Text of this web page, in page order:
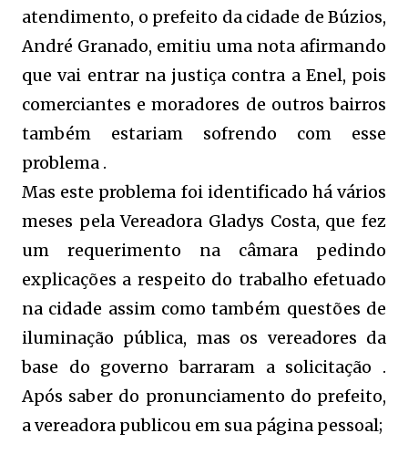
atendimento, o prefeito da cidade de Búzios,
André Granado, emitiu uma nota afirmando
que vai entrar na justiça contra a Enel, pois
comerciantes e moradores de outros bairros
também estariam sofrendo com esse
problema .
Mas este problema foi identificado há vários
meses pela Vereadora Gladys Costa, que fez
um requerimento na câmara pedindo
explicações a respeito do trabalho efetuado
na cidade assim como também questões de
iluminação pública, mas os vereadores da
base do governo barraram a solicitação .
Após saber do pronunciamento do prefeito,
a vereadora publicou em sua página pessoal;